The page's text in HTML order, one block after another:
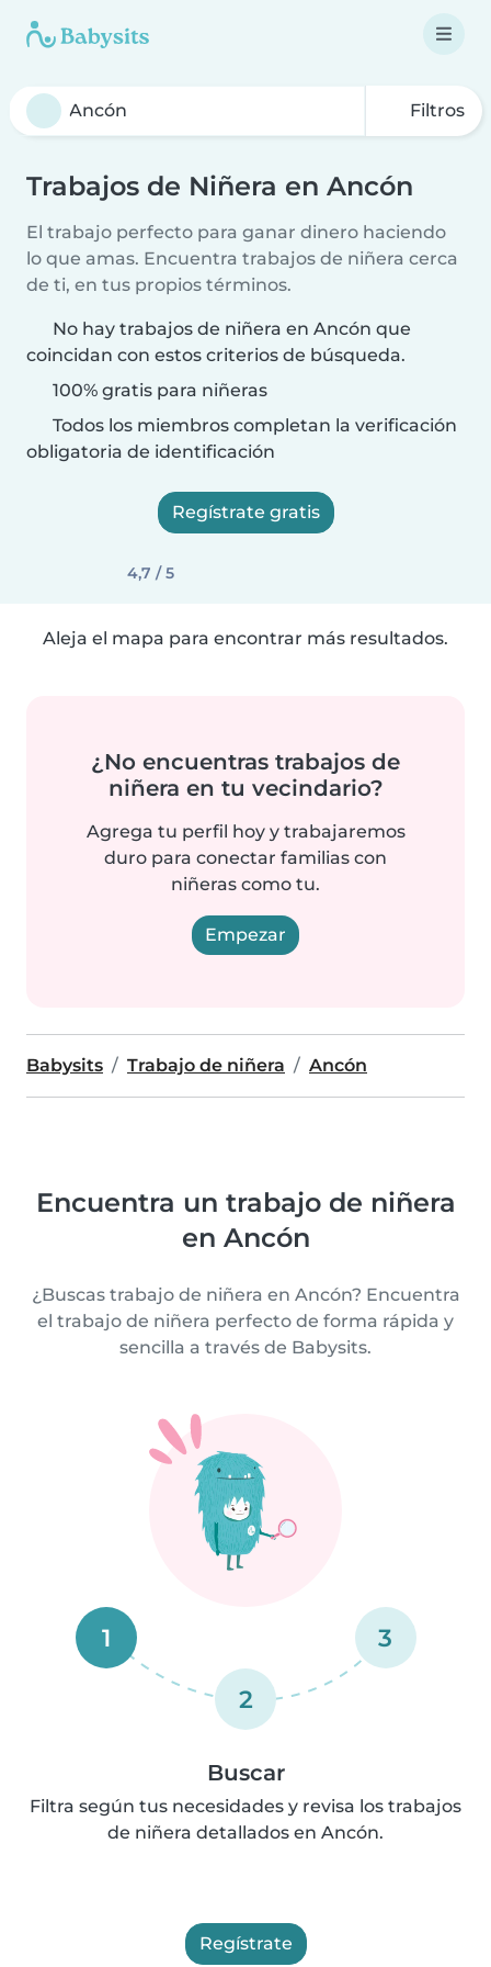
Filtros
Trabajos de Niñera en Ancón
El trabajo perfecto para ganar dinero haciendo
lo que amas. Encuentra trabajos de niñera cerca
de ti, en tus propios términos.
No hay trabajos de niñera en Ancón que
coincidan con estos criterios de búsqueda.
100% gratis para niñeras
Todos los miembros completan la verificación
obligatoria de identificación
Regístrate gratis
4,7 / 5
Aleja el mapa para encontrar más resultados.
¿No encuentras trabajos de
niñera en tu vecindario?
Agrega tu perfil hoy y trabajaremos
duro para conectar familias con
niñeras como tu.
Empezar
Babysits Trabajo de niñera Ancón
Encuentra un trabajo de niñera
en Ancón
¿Buscas trabajo de niñera en Ancón? Encuentra
el trabajo de niñera perfecto de forma rápida y
sencilla a través de Babysits.
1
2
3
Buscar
Filtra según tus necesidades y revisa los trabajos
de niñera detallados en Ancón.
Regístrate